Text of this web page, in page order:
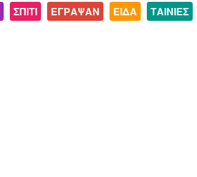
ΣΠΙΤΙ ΕΓΡΑΨΑΝ ΕΙΔΑ ΤΑΙΝΙΕΣ